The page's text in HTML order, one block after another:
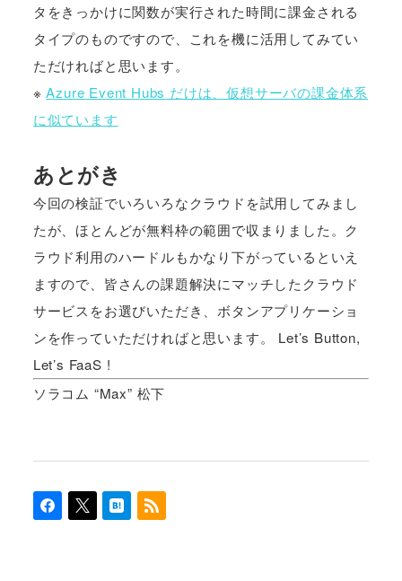
タをきっかけに関数が実行された時間に課金される
タイプのものですので、これを機に活用してみてい
ただければと思います。
※Azure Event Hubs だけは、仮想サーバの課金体系
に似ています
あとがき
今回の検証でいろいろなクラウドを試用してみまし
たが、ほとんどが無料枠の範囲で収まりました。ク
ラウド利用のハードルもかなり下がっているといえ
ますので、皆さんの課題解決にマッチしたクラウド
サービスをお選びいただき、ボタンアプリケーショ
ンを作っていただければと思います。 Let’s Button,
Let’s FaaS !
ソラコム “Max” 松下